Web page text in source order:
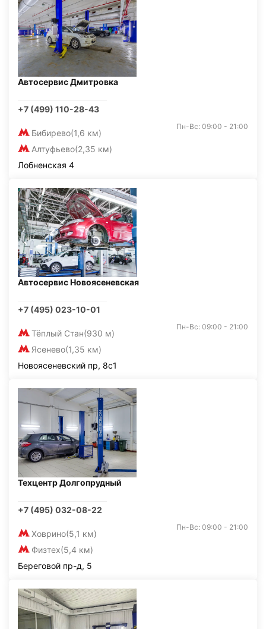
Автосервис Дмитровка
+7 (499) 110-28-43
Бибирево(1,6 км)
Алтуфьево(2,35 км)
Пн-Вс: 09:00 - 21:00
Лобненская 4
Автосервис Новоясеневская
+7 (495) 023-10-01
Тёплый Стан(930 м)
Ясенево(1,35 км)
Пн-Вс: 09:00 - 21:00
Новоясеневский пр, 8с1
Техцентр Долгопрудный
+7 (495) 032-08-22
Ховрино(5,1 км)
Физтех(5,4 км)
Пн-Вс: 09:00 - 21:00
Береговой пр-д, 5